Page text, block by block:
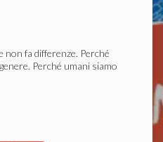
non fa differenze. Perché
Perché umani siamo